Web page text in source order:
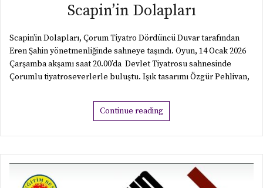
Scapin’in Dolapları
Scapin’in Dolapları, Çorum Tiyatro Dördüncü Duvar tarafından
Eren Şahin yönetmenliğinde sahneye taşındı. Oyun, 14 Ocak 2026
Çarşamba akşamı saat 20.00’da Devlet Tiyatrosu sahnesinde
Çorumlu tiyatroseverlerle buluştu. Işık tasarımı Özgür Pehlivan,
Continue reading